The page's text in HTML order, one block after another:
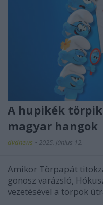
A hupikék
magyar hangok
dvdnews • 2025. június 12.
Amikor Törpapát
gonosz varázsló,
vezetésével a törpök